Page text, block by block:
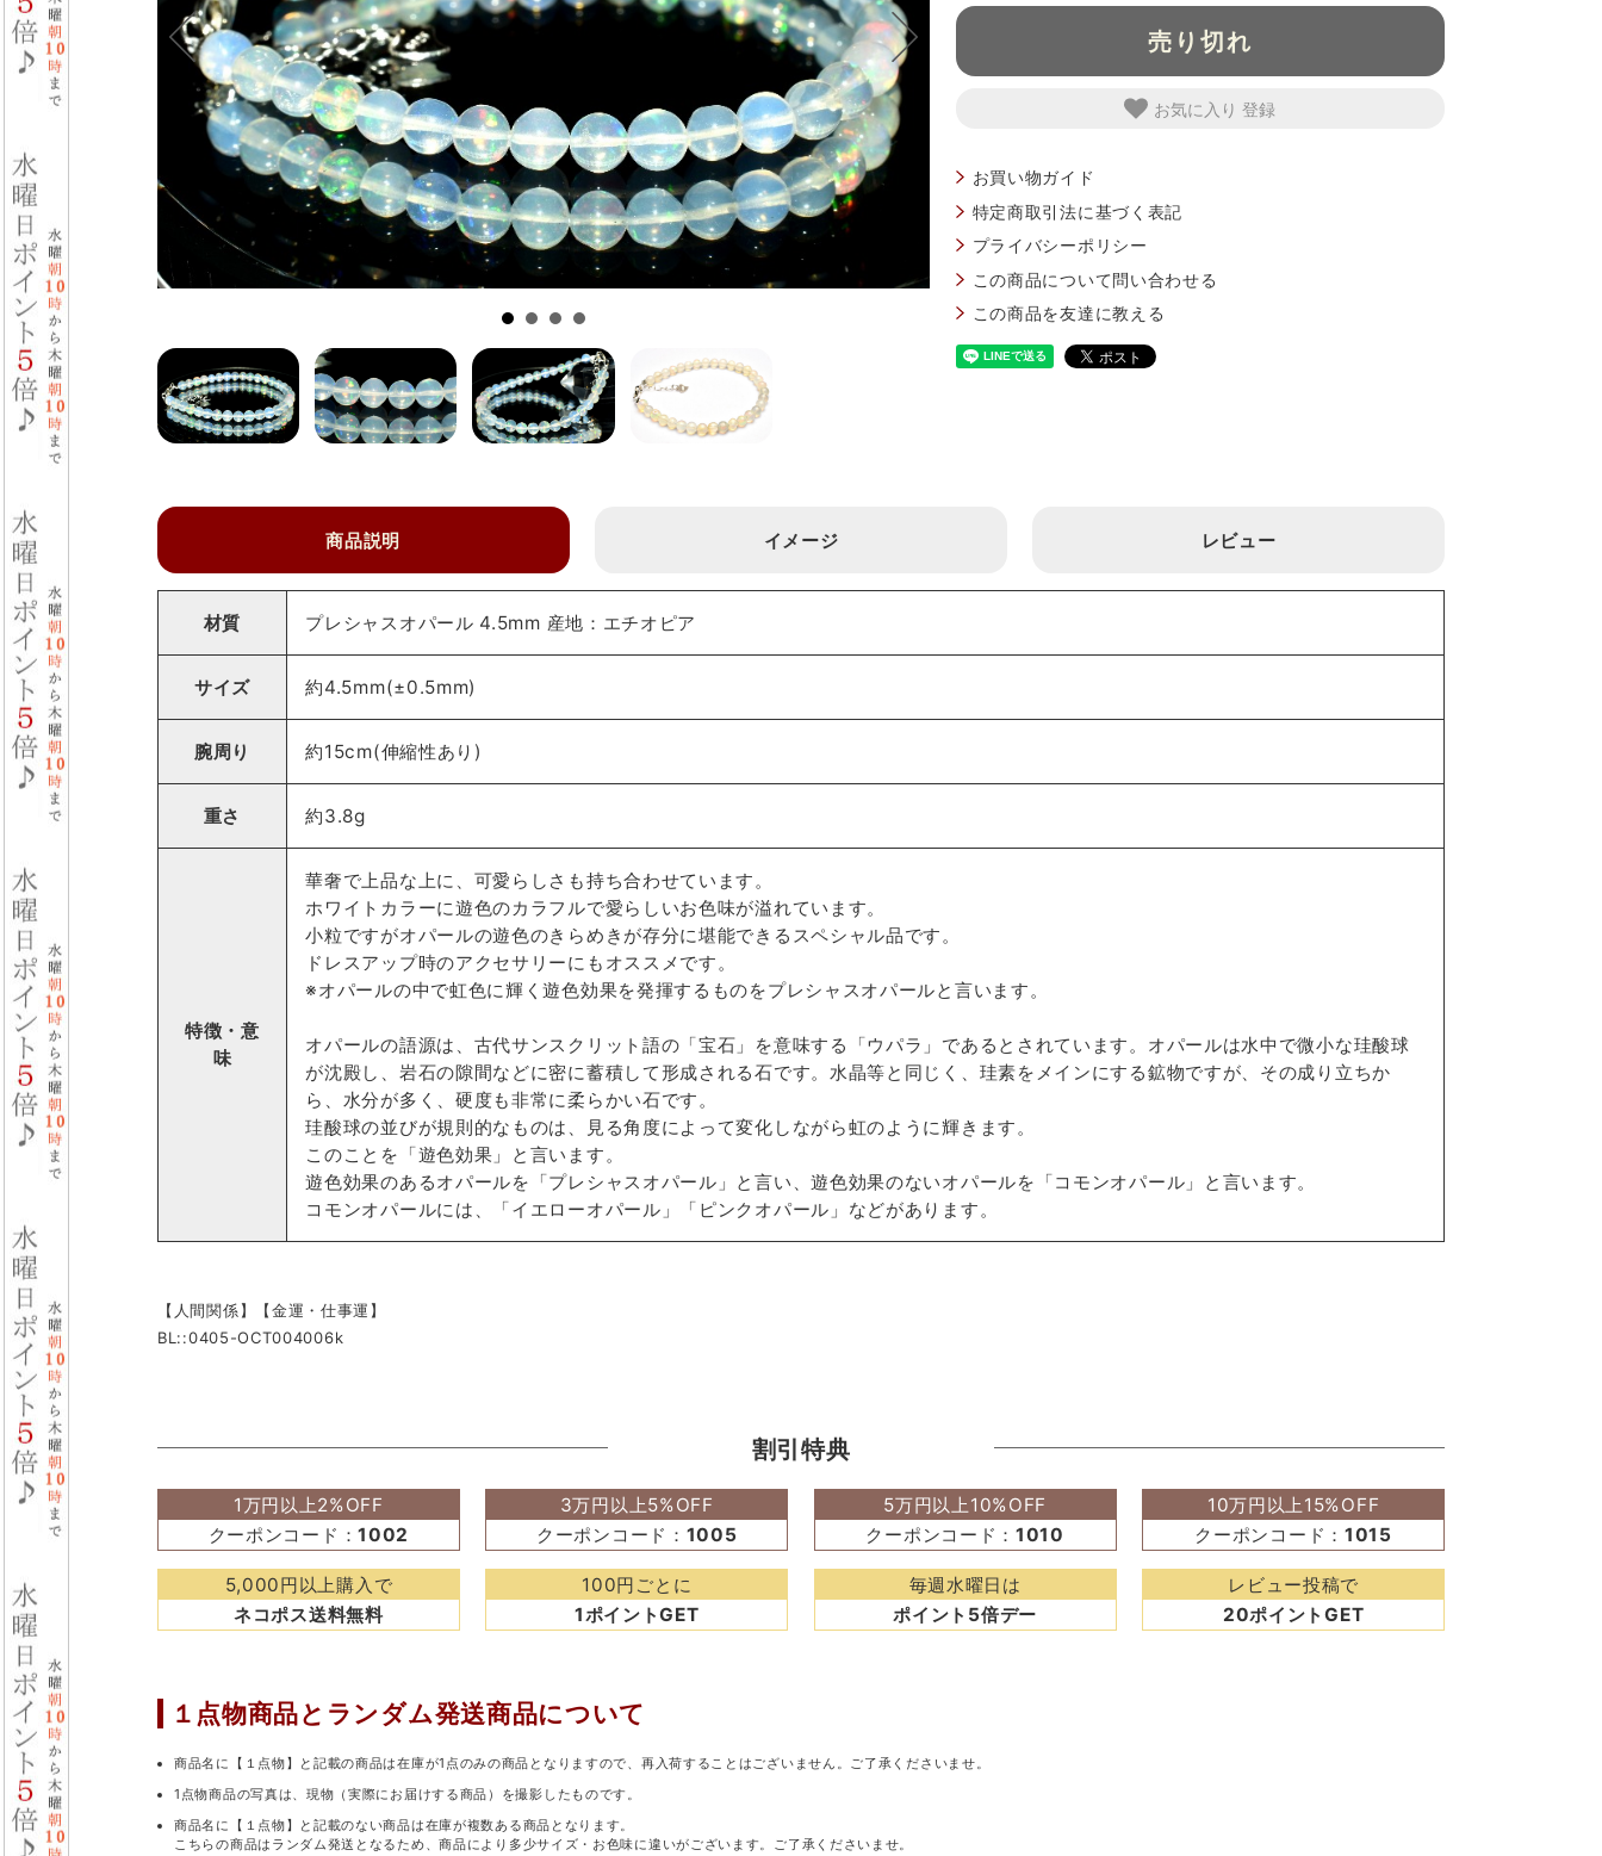
売り切れ
お気に入り
お買い物ガイド
特定商取引法に基づく表記
プライバシーポリシー
この商品について問い合わせる
この商品を友達に教える
商品説明 イメージ レビュー
材質 プレシャスオパール 4.5mm 産地：エチオピア
サイズ 約4.5mm(±0.5mm)
腕周り 約15cm(伸縮性あり)
重さ 約3.8g
特徴・意
味
華奢で上品な上に、可愛らしさも持ち合わせています。
ホワイトカラーに遊色のカラフルで愛らしいお色味が溢れています。
小粒ですがオパールの遊色のきらめきが存分に堪能できるスペシャル品です。
ドレスアップ時のアクセサリーにもオススメです。
※オパールの中で虹色に輝く遊色効果を発揮するものをプレシャスオパールと言います。
オパールの語源は、古代サンスクリット語の「宝石」を意味する「ウパラ」であるとされています。オパールは水中で微小な珪酸球
が沈殿し、岩石の隙間などに密に蓄積して形成される石です。水晶等と同じく、珪素をメインにする鉱物ですが、その成り立ちか
ら、水分が多く、硬度も非常に柔らかい石です。
珪酸球の並びが規則的なものは、見る角度によって変化しながら虹のように輝きます。
このことを「遊色効果」と言います。
遊色効果のあるオパールを「プレシャスオパール」と言い、遊色効果のないオパールを「コモンオパール」と言います。
コモンオパールには、「イエローオパール」「ピンクオパール」などがあります。
【人間関係】【金運・仕事運】
BL::0405-OCT004006k
割引特典
1万円以上2%OFF
クーポンコード：1002
3万円以上5%OFF
クーポンコード： 1005
5万円以上10%OFF
クーポンコード：1010
10万円以上15%OFF
クーポンコード： 1015
5,000円以上購入で
ネコポス送料無料
100円ごとに
1ポイントGET
毎週水曜日は
ポイント5倍デー
レビュー投稿で
20ポイントGET
１点物商品と ランダム発送商品について
商品名に【１点物】と記載の商品は在庫が1点のみの商品となりますので、再入荷することはございません。ご了承くださいませ。
1点物商品の写真は、現物（実際にお届けする商品）を撮影したものです。
商品名に【１点物】と記載のない商品は在庫が複数ある商品となります。
こちらの商品はランダム発送となるため、商品により多少サイズ・お色味に違いがございます。ご了承くださいませ。